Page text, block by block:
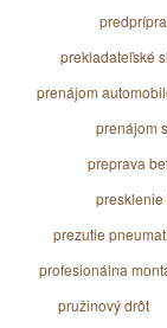
prekladateľské
prenájom
prenájom
preprava
presklenie
prezutie
profesionálna
pružinový drôt